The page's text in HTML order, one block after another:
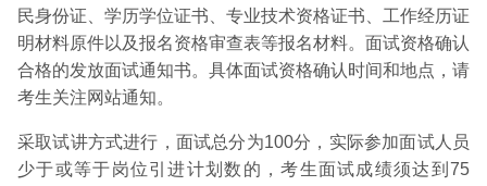
民身份证、学历学位证书、专业技术资格证书、工作经历证
明材料原件以及报名资格审查表等报名材料。面试资格确认
合格的发放面试通知书。具体面试资格确认时间和地点，请
考生关注网站通知。
采取试讲方式进行，面试总分为100分，实际参加面试人员
少于或等于岗位引进计划数的，考生面试成绩须达到75